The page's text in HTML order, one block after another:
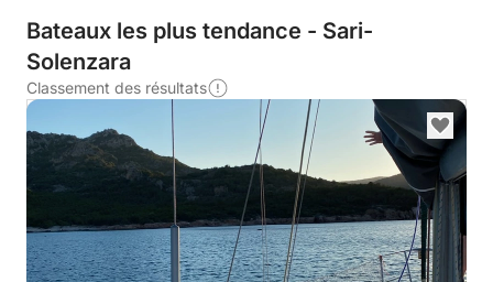
Bateaux les plus tendance - Sari-
Solenzara
Classement des résultats